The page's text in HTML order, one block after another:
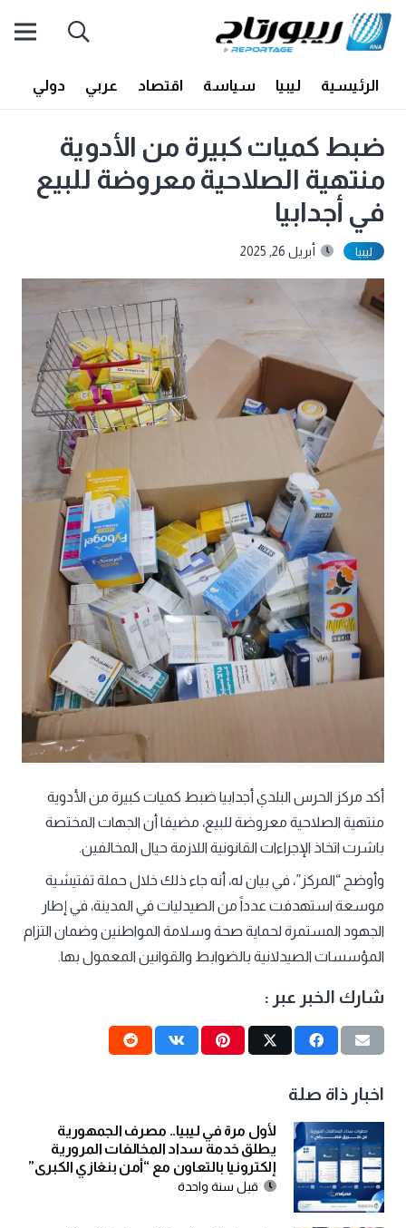
الرئيسية ليبيا سياسة اقتصاد عربي دولي
ضبط كميات كبيرة من الأدوية
منتهية الصلاحية معروضة للبيع
في أجدابيا
ليبيا أبريل 26, 2025
أكد مركز الحرس البلدي أجدابيا ضبط كميات كبيرة من الأدوية
منتهية الصلاحية معروضة للبيع، مضيفا أن الجهات المختصة
باشرت اتخاذ الإجراءات القانونية اللازمة حيال المخالفين.
وأوضح “المركز”، في بيان له، أنه جاء ذلك خلال حملة تفتيشية
موسعة استهدفت عدداً من الصيدليات في المدينة، في إطار
الجهود المستمرة لحماية صحة وسلامة المواطنين وضمان التزام
المؤسسات الصيدلانية بالضوابط والقوانين المعمول بها.
شارك الخبر عبر :
اخبار ذاة صلة
لأول مرة في ليبيا.. مصرف الجمهورية
يطلق خدمة سداد المخالفات المرورية
إلكترونيا بالتعاون مع “أمن بنغازي الكبرى”
قبل سنة واحدة